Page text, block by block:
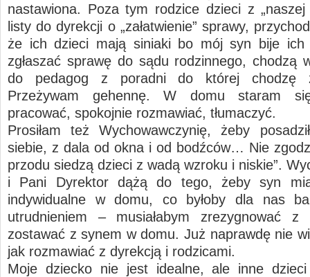
nastawiona. Poza tym rodzice dzieci z „naszej
listy do dyrekcji o „załatwienie” sprawy,
że ich dzieci mają siniaki bo mój syn bije ich
zgłaszać sprawę do sądu rodzinnego, chodzą
do pedagog z poradni do której chodzę
Przeżywam gehennę. W domu staram
pracować, spokojnie rozmawiać, tłumaczyć.
Prosiłam też Wychowawczynię, żeby
siebie, z dala od okna i od bodźców… Nie
przodu siedzą dzieci z wadą wzroku i niskie”.
i Pani Dyrektor dążą do tego, żeby syn
indywidualne w domu, co byłoby dla nas
utrudnieniem – musiałabym zrezygnować z
zostawać z synem w domu. Już naprawdę nie
jak rozmawiać z dyrekcją i rodzicami.
Moje dziecko nie jest idealne, ale inne